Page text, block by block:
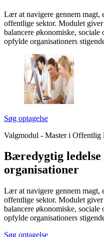
Lær at navigere gennem magt,
offentlige sektor. Modulet
balancere økonomiske,
opfylde organisationers
Søg optagelse
Valgmodul - Master i Offentlig
Bæredygtig
organisationer
Lær at navigere gennem magt,
offentlige sektor. Modulet
balancere økonomiske,
opfylde organisationers
Søg optagelse